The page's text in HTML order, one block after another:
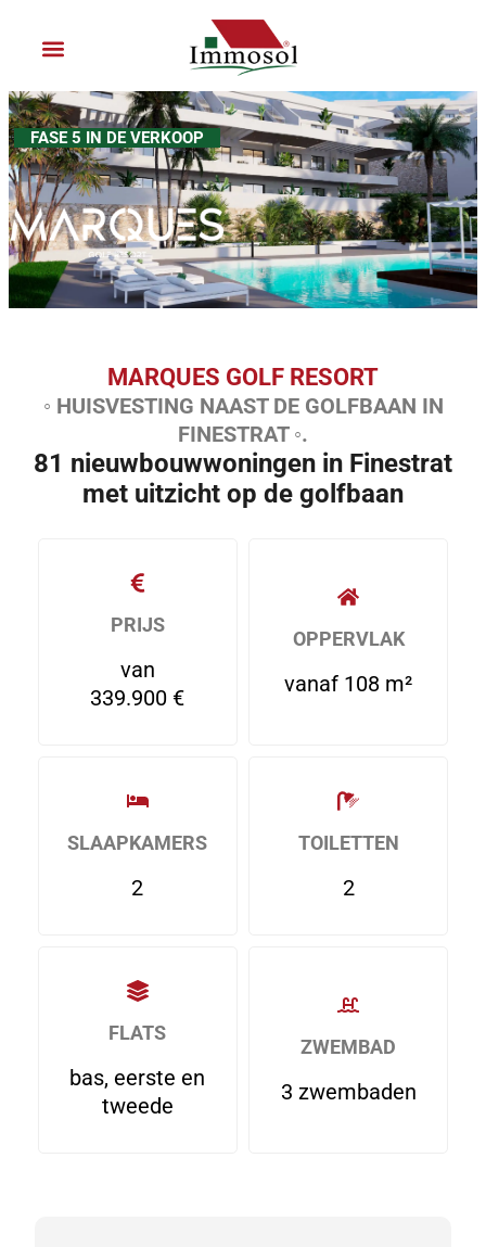
FASE 5 IN DE VERKOOP
MARQUES GOLF RESORT
◦ HUISVESTING NAAST DE GOLFBAAN IN
FINESTRAT ◦.
81 nieuwbouwwoningen in Finestrat
met uitzicht op de golfbaan
PRIJS
van
339.900 €
OPPERVLAK
vanaf 108 m²
SLAAPKAMERS
2
TOILETTEN
2
FLATS
bas, eerste en
tweede
ZWEMBAD
3 zwembaden